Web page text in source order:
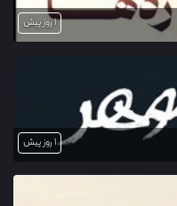
1 روز پیش
1 روز پیش